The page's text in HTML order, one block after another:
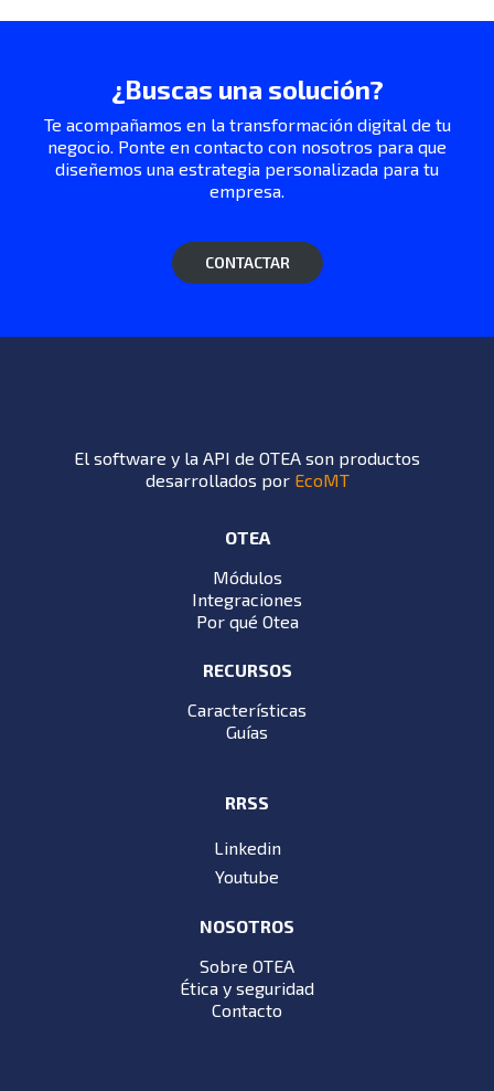
¿Buscas una solución?
Te acompañamos en la transformación digital de tu
negocio. Ponte en contacto con nosotros para que
diseñemos una estrategia personalizada para tu
empresa.
CONTACTAR
El software y la API de OTEA son productos
desarrollados por EcoMT
OTEA
Módulos
Integraciones
Por qué Otea
RECURSOS
Características
Guías
RRSS
Linkedin
Youtube
NOSOTROS
Sobre OTEA
Ética y seguridad
Contacto